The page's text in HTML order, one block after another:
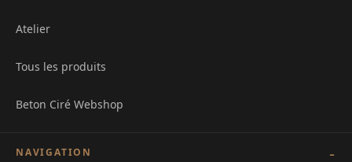
Atelier
Tous les produits
Beton Ciré Webshop
NAVIGATION